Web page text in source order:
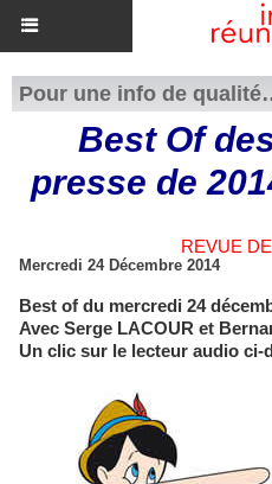
Pour une info de
Best Of
presse de
REVUE
Mercredi 24 Décembre 2014
Best of du mercredi 24
Avec Serge LACOUR et
Un clic sur le lecteur audio ci-